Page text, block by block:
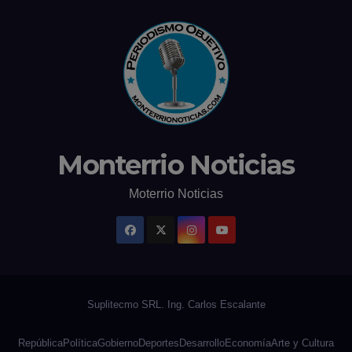
Monterrio Noticias
Moterrio Noticias
RepúblicaPolíticaGobiernoDeportesDesarrolloEconomíaArte y Cultura